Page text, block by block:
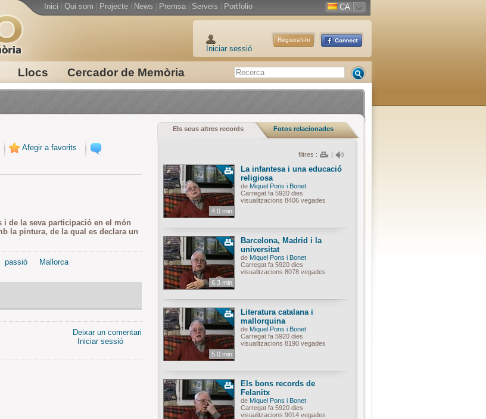
Llocs Cercador de Memòria
Inici Qui som Projecte News Premsa Serveis Portfolio CA
Iniciar sessió
Registra't-hi
Afegir a favorits
i de la seva participació en el món
la pintura, de la qual es declara un
passió Mallorca
Deixar un comentari
Iniciar sessió
Els seus altres records Fotos relacionades
filtres : |
4.0 min
La infantesa i una educació
religiosa
de Miquel Pons i Bonet
Carregat fa 5920 dies
visualitzacions 8406 vegades
6.3 min
Barcelona, Madrid i la
universitat
de Miquel Pons i Bonet
Carregat fa 5920 dies
visualitzacions 8078 vegades
5.0 min
Literatura catalana i
mallorquina
de Miquel Pons i Bonet
Carregat fa 5920 dies
visualitzacions 8190 vegades
Els bons records de
Felanitx
de Miquel Pons i Bonet
Carregat fa 5920 dies
visualitzacions 9014 vegades